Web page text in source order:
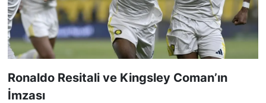
Ronaldo Resitali ve Kingsley Coman’ın
İmzası